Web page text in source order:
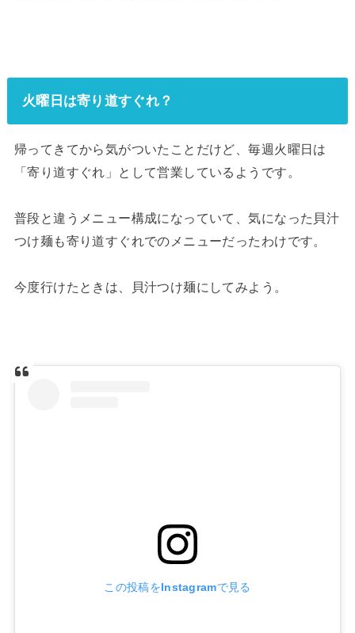
火曜日は寄り道すぐれ？
帰ってきてから気がついたことだけど、毎週火曜日は
「寄り道すぐれ」として営業しているようです。
普段と違うメニュー構成になっていて、気になった貝汁
つけ麺も寄り道すぐれでのメニューだったわけです。
今度行けたときは、貝汁つけ麺にしてみよう。
この投稿をInstagramで見る